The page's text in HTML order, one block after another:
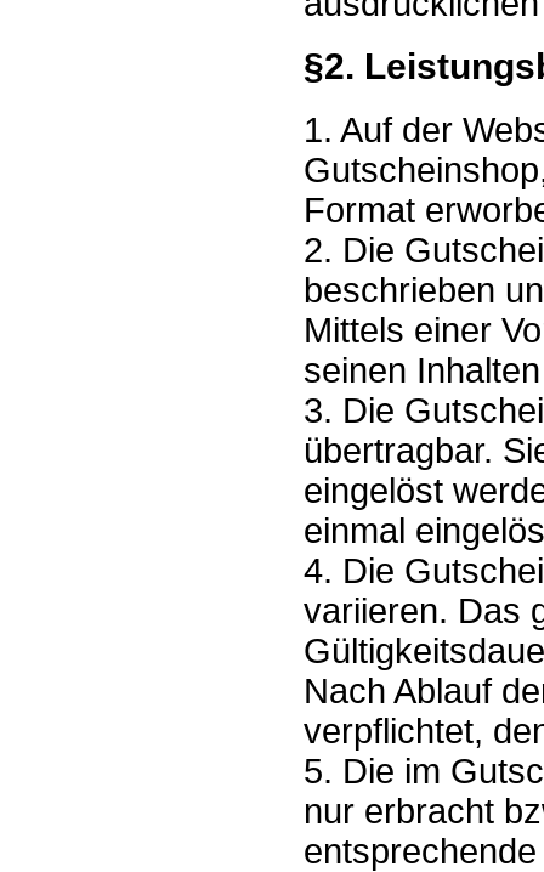
§2.
1. Auf der
Format
2. Die
beschrieben
Mittels einer
seinen
3. Die
übertragbar.
eingelöst
einmal
4. Die
variieren. Das
Nach Ablauf
verpflichtet,
5. Die im
nur erbracht